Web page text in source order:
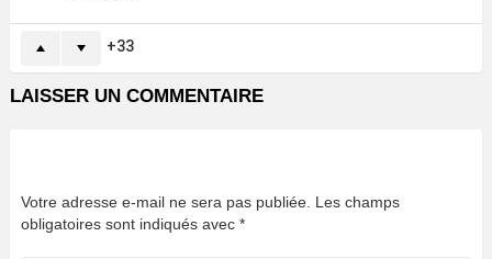
33
LAISSER UN COMMENTAIRE
Votre adresse e-mail ne sera pas publiée. Les champs
obligatoires sont indiqués avec *